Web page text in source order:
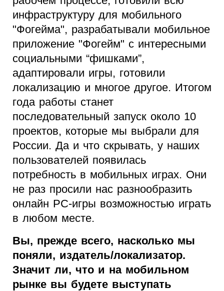
инфраструктуру для мобильного
"Фогейма", разрабатывали мобильное
приложение "Фогейм" с интересными
социальными “фишками”,
адаптировали игры, готовили
локализацию и многое другое. Итогом
года работы станет
последовательный запуск около 10
проектов, которые мы выбрали для
России. Да и что скрывать, у наших
пользователей появилась
потребность в мобильных играх. Они
не раз просили нас разнообразить
онлайн PC-игры возможностью играть
в любом месте.
Вы, прежде всего, насколько мы
поняли, издатель/локализатор.
Значит ли, что и на мобильном
рынке вы будете выступать